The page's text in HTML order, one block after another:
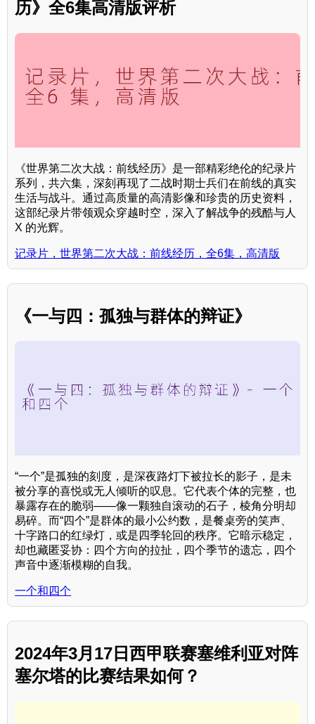
历》全6集高清版评析
《世界第二次大战：前线经历》是一部精彩绝伦的纪录片
系列，共六集，深刻再现了二战时期士兵们在前线的真实
生活与战斗。通过高质量的高清影像和珍贵的历史资料，
这部纪录片带领观众穿越时空，深入了解战争的残酷与人
X 的光辉。
记录片，世界第二次大战：前线经历，全6集，高清版
《一与四：孤独与群体的辩证》
“一个”是孤独的刻度，是深夜路灯下被拉长的影子，是未
被分享的喜悦或无人倾听的叹息。它代表个体的完整，也
暴露存在的脆弱——像一颗独自滚动的石子，棱角分明却
易碎。而“四个”是群体的最小公约数，是餐桌旁的笑声、
十字路口的红绿灯，或是四季轮回的秩序。它暗示稳定，
却也藏匿妥协：四个方向的拉扯，四个季节的遗忘，四个
声音中逐渐模糊的自我。
一个和四个
2024年3月17日西甲联赛塞维利亚对阵
塞尔塔的比赛结果如何？